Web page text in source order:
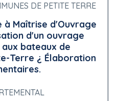
DE PETITE TERRE
à Maîtrise d'Ouvrage
d'un ouvrage
bateaux de
Terre ¿ Élaboration